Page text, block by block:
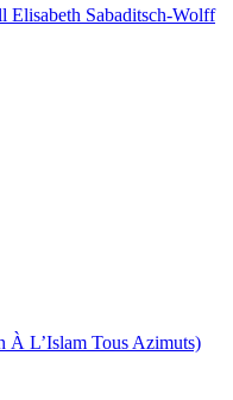
Elisabeth Sabaditsch-Wolff
L’Islam Tous Azimuts)